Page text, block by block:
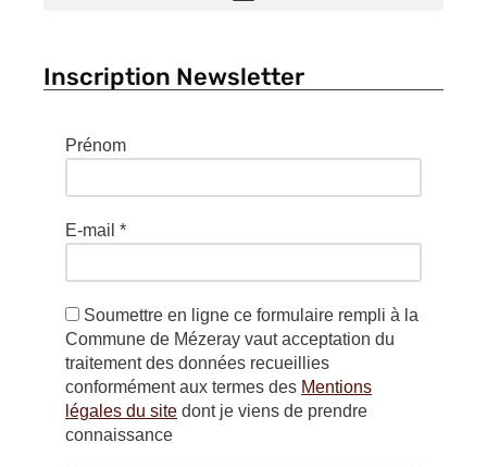
Inscription Newsletter
Prénom
E-mail *
Soumettre en ligne ce formulaire rempli à la
Commune de Mézeray vaut acceptation du
traitement des données recueillies
conformément aux termes des Mentions
légales du site dont je viens de prendre
connaissance